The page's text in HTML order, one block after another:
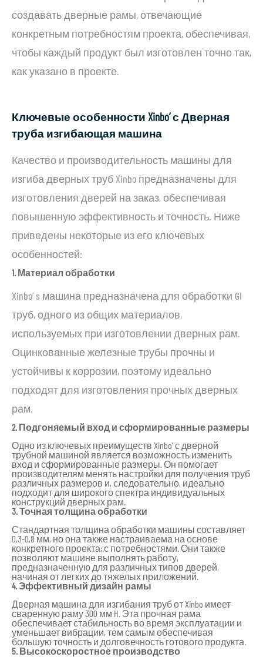
создавать дверные рамы, отвечающие
конкретным потребностям проекта, обеспечивая,
чтобы каждый продукт был изготовлен точно так,
как указано в проекте.
Ключевые особенности Xinbo’ с Дверная
труба изгибающая машина
Качество и производительность машины для
изгиба дверных труб Xinbo предназначены для
изготовления дверей на заказ, обеспечивая
повышенную эффективность и точность. Ниже
приведены некоторые из его ключевых
особенностей:
1. Материал обработки
Xinbo’ s машина предназначена для обработки GI
труб, одного из общих материалов,
используемых при изготовлении дверных рам.
Оцинкованные железные трубы прочны и
устойчивы к коррозии, поэтому идеально
подходят для изготовления прочных дверных
рам.
2. Подгоняемый вход и сформированные размеры
Одно из ключевых преимуществ Xinbo’ с дверной
трубной машиной является возможность изменить
вход и сформированные размеры. Он помогает
производителям менять настройки для получения труб
различных размеров и, следовательно, идеально
подходит для широкого спектра индивидуальных
конструкций дверных рам.
3. Точная толщина обработки
Стандартная толщина обработки машины составляет
0,3-0,8 мм, но она также настраиваема на основе
конкретного проекта; с потребностями. Они также
позволяют машине выполнять работу,
предназначенную для различных типов дверей,
начиная от легких до тяжелых приложений.
4. Эффективный дизайн рамы
Дверная машина для изгибания труб от Xinbo имеет
сваренную раму 300 мм H. Эта прочная рама
обеспечивает стабильность во время эксплуатации и
уменьшает вибрации, тем самым обеспечивая
большую точность и долговечность готового продукта.
5. Высокоскоростное производство